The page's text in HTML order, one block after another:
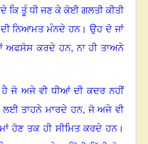
ਤੂੰ ਧੀ ਜਣ ਕੇ ਕੋਈ ਗਲਤੀ ਕੀਤੀ
ਨਿਆਮਤ ਮੰਨਦੇ ਹਨ। ਉਹ ਦੋ ਜਾਂ
ਅਫਸੋਸ ਕਰਦੇ ਹਨ,ਨਾ ਹੀ ਤਾਅਨੇ
ਜੋ ਅਜੇ ਵੀ ਧੀਆਂ ਦੀ ਕਦਰ ਨਹੀਂ
ਲਈ ਤਾਹਨੇ ਮਾਰਦੇ ਹਨ,ਜੋ ਅਜੇ ਵੀ
ਹੋਣ ਤਕ ਹੀ ਸੀਮਿਤ ਕਰਦੇ ਹਨ।